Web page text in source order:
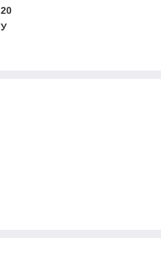
20
У